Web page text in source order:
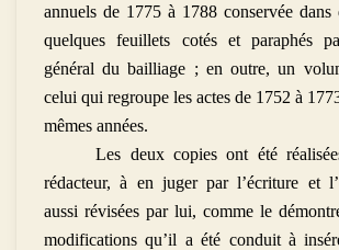
annuels de 1775 à 1788 conservée dans
quelques feuillets cotés et paraphés
général du bailliage ; en outre, un
celui qui regroupe les actes de 1752 à
mêmes années.
Les deux copies ont été
rédacteur, à en juger par l’écriture et
aussi révisées par lui, comme le
modifications qu’il a été conduit à